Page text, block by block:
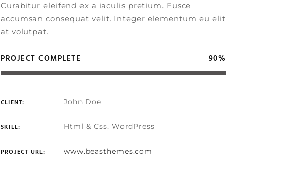
Curabitur eleifend ex a iaculis pretium. Fusce
accumsan consequat velit. Integer elementum eu elit
at volutpat.
PROJECT COMPLETE 90%
CLIENT: John Doe
SKILL: Html & Css, WordPress
PROJECT URL: www.beasthemes.com